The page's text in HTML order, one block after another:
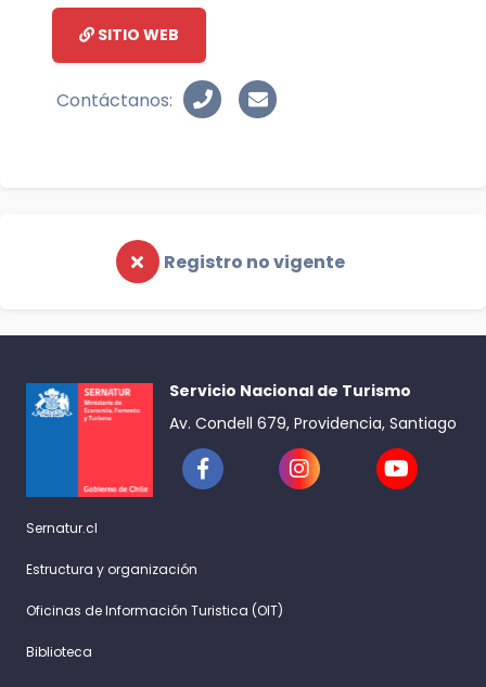
SITIO WEB
Contáctanos:
Registro no vigente
Servicio Nacional de Turismo
Av. Condell 679, Providencia, Santiago
Sernatur.cl
Estructura y organización
Oficinas de Información Turistica (OIT)
Biblioteca